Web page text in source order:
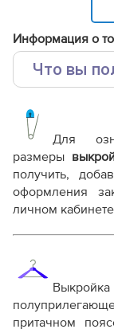
Информация о
Что вы
Выкройка
плоттере A0
от выбора
Инструкция-
Дополнение
Как
Как
Для
размеры
получить,
оформления
личном
притачном